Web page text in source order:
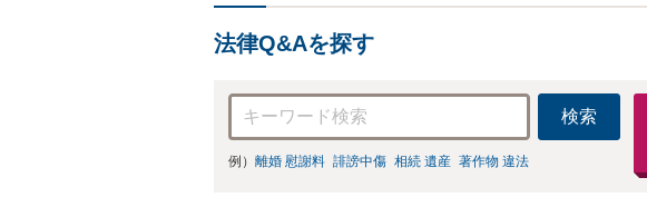
法律Q&Aを探す
検索
例） 離婚 慰謝料 誹謗中傷 相続 遺産 著作物 違法